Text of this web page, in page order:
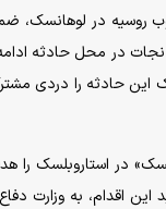
عملیات نجات در محل
حادثه را دردی
در استاروبلسک را
اقدام، به وزارت